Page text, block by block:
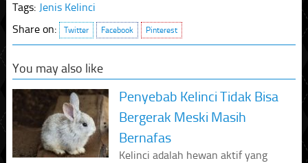
Tags: Jenis Kelinci
Share on:
Twitter Facebook Pinterest
You may also like
Penyebab Kelinci Tidak Bisa
Bergerak Meski Masih
Bernafas
Kelinci adalah hewan aktif yang